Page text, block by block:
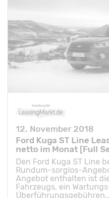
12. November 2018
Ford Kuga ST Line
netto im Monat [Full
Den Ford Kuga ST Line
Rundum-sorglos-
Angebot enthalten ist
Fahrzeugs, ein